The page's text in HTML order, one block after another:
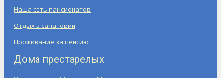
Наша сеть пансионатов
Отдых в санатории
Проживание за пенсию
Дома престарелых